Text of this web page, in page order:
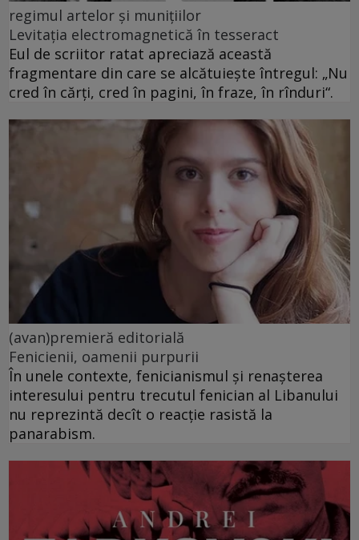
regimul artelor și munițiilor
Levitația electromagnetică în tesseract
Eul de scriitor ratat apreciază această
fragmentare din care se alcătuiește întregul: „Nu
cred în cărți, cred în pagini, în fraze, în rînduri“.
(avan)premieră editorială
Fenicienii, oamenii purpurii
În unele contexte, fenicianismul și renașterea
interesului pentru trecutul fenician al Libanului
nu reprezintă decît o reacție rasistă la
panarabism.